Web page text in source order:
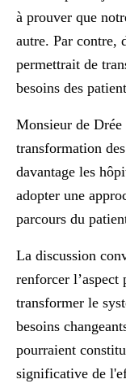
à prouver que
autre. Par contre,
permettrait de
besoins des
Monsieur de Drée
transformation
davantage les
adopter une
parcours du
La discussion
renforcer
transformer le
besoins
pourraient
significative de